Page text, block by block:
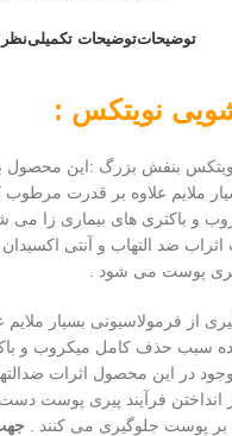
توضیحاتتوضیحات تکمیلی
نویتکس :
بنفش بزرگ :این محصول
ملایم علاوه بر قدرت
و باکتری های بیماری زا می
ضد التهاب و آنتی
پوست می شود .
گیری از فرمولاسیونی بسیار
سبب حذف کامل میکروب و
در این محصول اثرات
انداختن فرآیند پیری پوست
بر پوست جلوگیری می کنند .